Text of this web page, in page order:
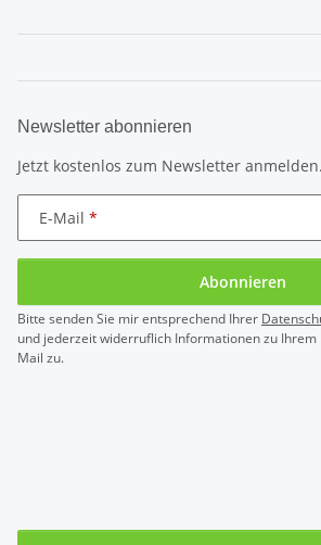
Newsletter abonnieren
Jetzt kostenlos zum Newsletter anmelden.
E-Mail
Abonnieren
Bitte senden Sie mir entsprechend Ihrer
und jederzeit widerruflich Informationen zu
Mail zu.